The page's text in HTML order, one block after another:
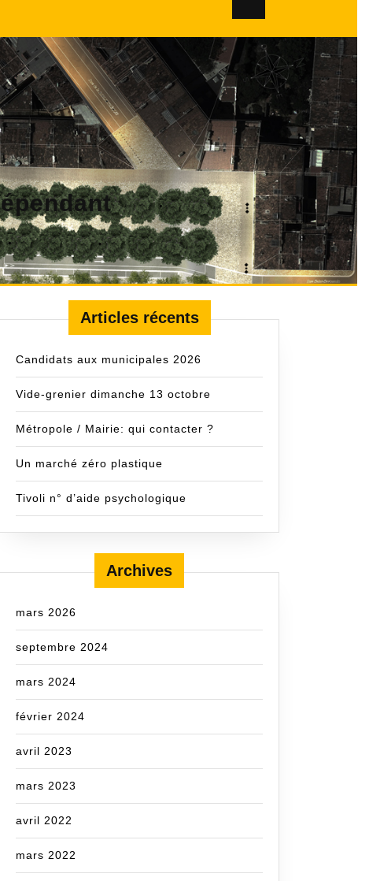
Articles récents
Candidats aux municipales 2026
Vide-grenier dimanche 13 octobre
Métropole / Mairie: qui contacter ?
Un marché zéro plastique
Tivoli n° d’aide psychologique
Archives
mars 2026
septembre 2024
mars 2024
février 2024
avril 2023
mars 2023
avril 2022
mars 2022